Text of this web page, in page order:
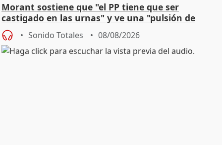
Morant sostiene que "el PP tiene que ser
castigado en las urnas" y ve una "pulsión de
cambio"
Sonido Totales 08/08/2026